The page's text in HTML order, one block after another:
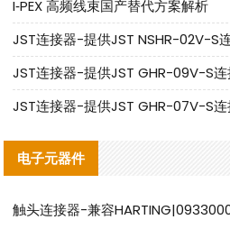
I‑PEX 高频线束国产替代方案解析
JST连接器-提供JST NSHR-02V-S
JST连接器-提供JST GHR-09V-S
JST连接器-提供JST GHR-07V-S
电子元器件